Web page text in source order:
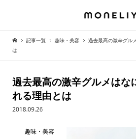
記事一覧 趣味・美容
過去最高の激辛グル
は
過去最高の激辛グルメはな
れる理由とは
2018.09.26
趣味・美容